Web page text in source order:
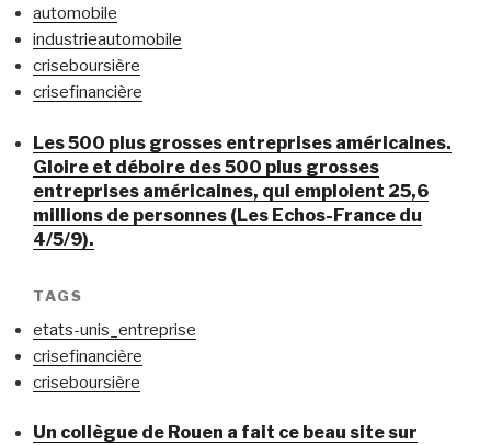
automobile
industrieautomobile
criseboursière
crisefinancière
Les 500 plus grosses entreprises américaines.
Gloire et déboire des 500 plus grosses
entreprises américaines, qui emploient 25,6
millions de personnes (Les Echos-France du
4/5/9).
TAGS
etats-unis_entreprise
crisefinancière
criseboursière
Un collègue de Rouen a fait ce beau site sur